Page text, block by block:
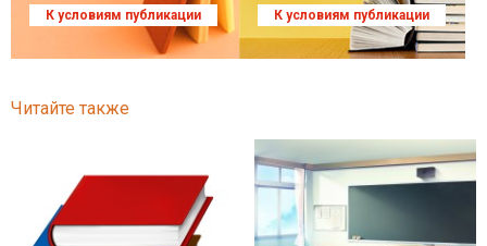
К условиям публикации К условиям публикации
Читайте также